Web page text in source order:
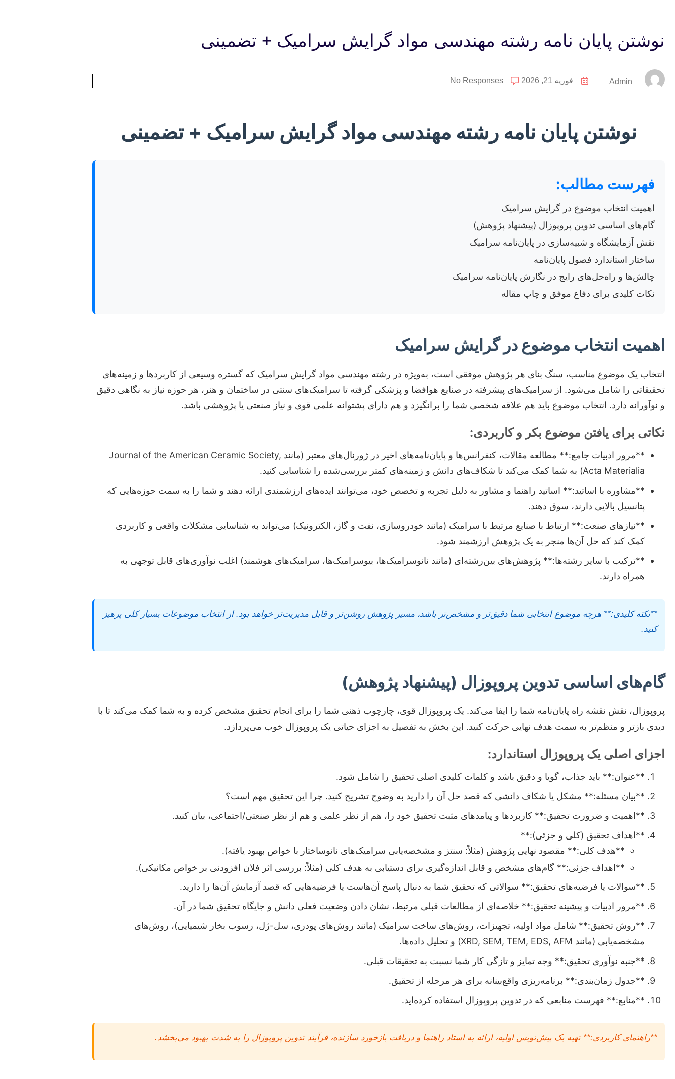
نوشتن پایان نامه رشته مهندسی مواد گرایش سرامیک + تضمینی
Admin فوریه 21, 2026 No Responses
نوشتن پایان نامه رشته مهندسی مواد گرایش سرامیک + تضمینی
فهرست مطالب:
اهمیت انتخاب موضوع در گرایش سرامیک
گام‌های اساسی تدوین پروپوزال (پیشنهاد پژوهش)
نقش آزمایشگاه و شبیه‌سازی در پایان‌نامه سرامیک
ساختار استاندارد فصول پایان‌نامه
چالش‌ها و راه‌حل‌های رایج در نگارش پایان‌نامه سرامیک
نکات کلیدی برای دفاع موفق و چاپ مقاله
اهمیت انتخاب موضوع در گرایش سرامیک
انتخاب یک موضوع مناسب، سنگ بنای هر پژوهش موفقی است، به‌ویژه در رشته مهندسی مواد گرایش سرامیک که گستره وسیعی از کاربردها و زمینه‌های
تحقیقاتی را شامل می‌شود. از سرامیک‌های پیشرفته در صنایع هوافضا و پزشکی گرفته تا سرامیک‌های سنتی در ساختمان و هنر، هر حوزه نیاز به نگاهی دقیق
و نوآورانه دارد. انتخاب موضوع باید هم علاقه شخصی شما را برانگیزد و هم دارای پشتوانه علمی قوی و نیاز صنعتی یا پژوهشی باشد.
نکاتی برای یافتن موضوع بکر و کاربردی:
**مرور ادبیات جامع:** مطالعه مقالات، کنفرانس‌ها و پایان‌نامه‌های اخیر در ژورنال‌های معتبر (مانند Journal of the American Ceramic Society,
Acta Materialia) به شما کمک می‌کند تا شکاف‌های دانش و زمینه‌های کمتر بررسی‌شده را شناسایی کنید.
**مشاوره با اساتید:** اساتید راهنما و مشاور به دلیل تجربه و تخصص خود، می‌توانند ایده‌های ارزشمندی ارائه دهند و شما را به سمت حوزه‌هایی که
پتانسیل بالایی دارند، سوق دهند.
**نیازهای صنعت:** ارتباط با صنایع مرتبط با سرامیک (مانند خودروسازی، نفت و گاز، الکترونیک) می‌تواند به شناسایی مشکلات واقعی و کاربردی
کمک کند که حل آن‌ها منجر به یک پژوهش ارزشمند شود.
**ترکیب با سایر رشته‌ها:** پژوهش‌های بین‌رشته‌ای (مانند نانوسرامیک‌ها، بیوسرامیک‌ها، سرامیک‌های هوشمند) اغلب نوآوری‌های قابل توجهی به
همراه دارند.
**نکته کلیدی:** هرچه موضوع انتخابی شما دقیق‌تر و مشخص‌تر باشد، مسیر پژوهش روشن‌تر و قابل مدیریت‌تر خواهد بود. از انتخاب موضوعات بسیار کلی پرهیز
کنید.
گام‌های اساسی تدوین پروپوزال (پیشنهاد پژوهش)
پروپوزال، نقش نقشه راه پایان‌نامه شما را ایفا می‌کند. یک پروپوزال قوی، چارچوب ذهنی شما را برای انجام تحقیق مشخص کرده و به شما کمک می‌کند تا با
دیدی بازتر و منظم‌تر به سمت هدف نهایی حرکت کنید. این بخش به تفصیل به اجزای حیاتی یک پروپوزال خوب می‌پردازد.
اجزای اصلی یک پروپوزال استاندارد:
**عنوان:** باید جذاب، گویا و دقیق باشد و کلمات کلیدی اصلی تحقیق را شامل شود.
**بیان مسئله:** مشکل یا شکاف دانشی که قصد حل آن را دارید به وضوح تشریح کنید. چرا این تحقیق مهم است؟
**اهمیت و ضرورت تحقیق:** کاربردها و پیامدهای مثبت تحقیق خود را، هم از نظر علمی و هم از نظر صنعتی/اجتماعی، بیان کنید.
**اهداف تحقیق (کلی و جزئی):**
**هدف کلی:** مقصود نهایی پژوهش (مثلاً: سنتز و مشخصه‌یابی سرامیک‌های نانوساختار با خواص بهبود یافته).
**اهداف جزئی:** گام‌های مشخص و قابل اندازه‌گیری برای دستیابی به هدف کلی (مثلاً: بررسی اثر فلان افزودنی بر خواص مکانیکی).
**سوالات یا فرضیه‌های تحقیق:** سوالاتی که تحقیق شما به دنبال پاسخ آن‌هاست یا فرضیه‌هایی که قصد آزمایش آن‌ها را دارید.
**مرور ادبیات و پیشینه تحقیق:** خلاصه‌ای از مطالعات قبلی مرتبط، نشان دادن وضعیت فعلی دانش و جایگاه تحقیق شما در آن.
**روش تحقیق:** شامل مواد اولیه، تجهیزات، روش‌های ساخت سرامیک (مانند روش‌های پودری، سل-ژل، رسوب بخار شیمیایی)، روش‌های
مشخصه‌یابی (مانند XRD, SEM, TEM, EDS, AFM) و تحلیل داده‌ها.
**جنبه نوآوری تحقیق:** وجه تمایز و تازگی کار شما نسبت به تحقیقات قبلی.
**جدول زمان‌بندی:** برنامه‌ریزی واقع‌بینانه برای هر مرحله از تحقیق.
**منابع:** فهرست منابعی که در تدوین پروپوزال استفاده کرده‌اید.
**راهنمای کاربردی:** تهیه یک پیش‌نویس اولیه، ارائه به استاد راهنما و دریافت بازخورد سازنده، فرآیند تدوین پروپوزال را به شدت بهبود می‌بخشد.